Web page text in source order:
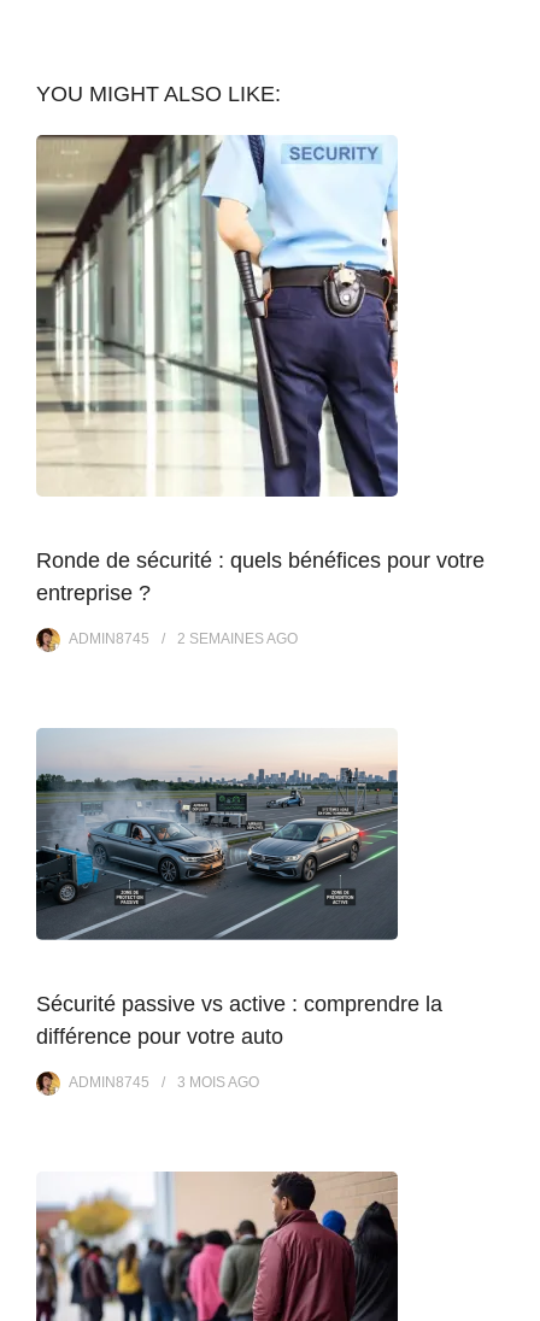
YOU MIGHT ALSO LIKE:
Ronde de sécurité : quels bénéfices pour votre
entreprise ?
ADMIN8745 2 SEMAINESAGO
Sécurité passive vs active : comprendre la
différence pour votre auto
ADMIN8745 3 MOISAGO